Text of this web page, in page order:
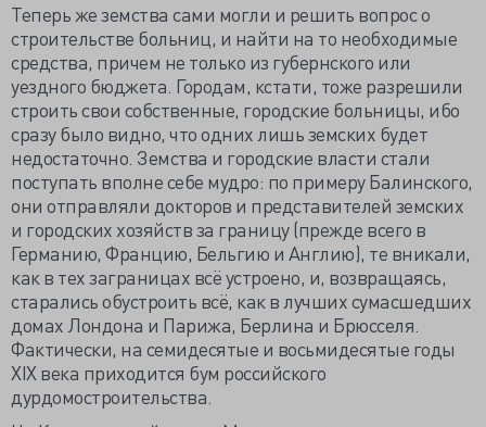
Теперь же земства сами могли и решить вопрос о
строительстве больниц, и найти на то необходимые
средства, причем не только из губернского или
уездного бюджета. Городам, кстати, тоже разрешили
строить свои собственные, городские больницы, ибо
сразу было видно, что одних лишь земских будет
недостаточно. Земства и городские власти стали
поступать вполне себе мудро: по примеру Балинского,
они отправляли докторов и представителей земских
и городских хозяйств за границу (прежде всего в
Германию, Францию, Бельгию и Англию), те вникали,
как в тех заграницах всё устроено, и, возвращаясь,
старались обустроить всё, как в лучших сумасшедших
домах Лондона и Парижа, Берлина и Брюсселя.
Фактически, на семидесятые и восьмидесятые годы
XIX века приходится бум российского
дурдомостроительства.